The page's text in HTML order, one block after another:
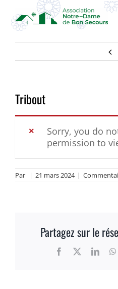
contenu
ACCUEIL
ÉTABLISSEMENTS
VIE ASSOCIATIVE
AGENDA
ACCÈS ET CONTACT
Tribout
Sorry, you do
permission to
Par | 21 mars 2024 |
Partagez sur le
Facebook